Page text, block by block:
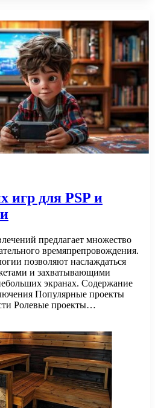
игр для PSP и
предлагает множество
времяпрепровождения.
позволяют наслаждаться
и захватывающими
экранах. Содержание
Популярные проекты
Ролевые проекты…